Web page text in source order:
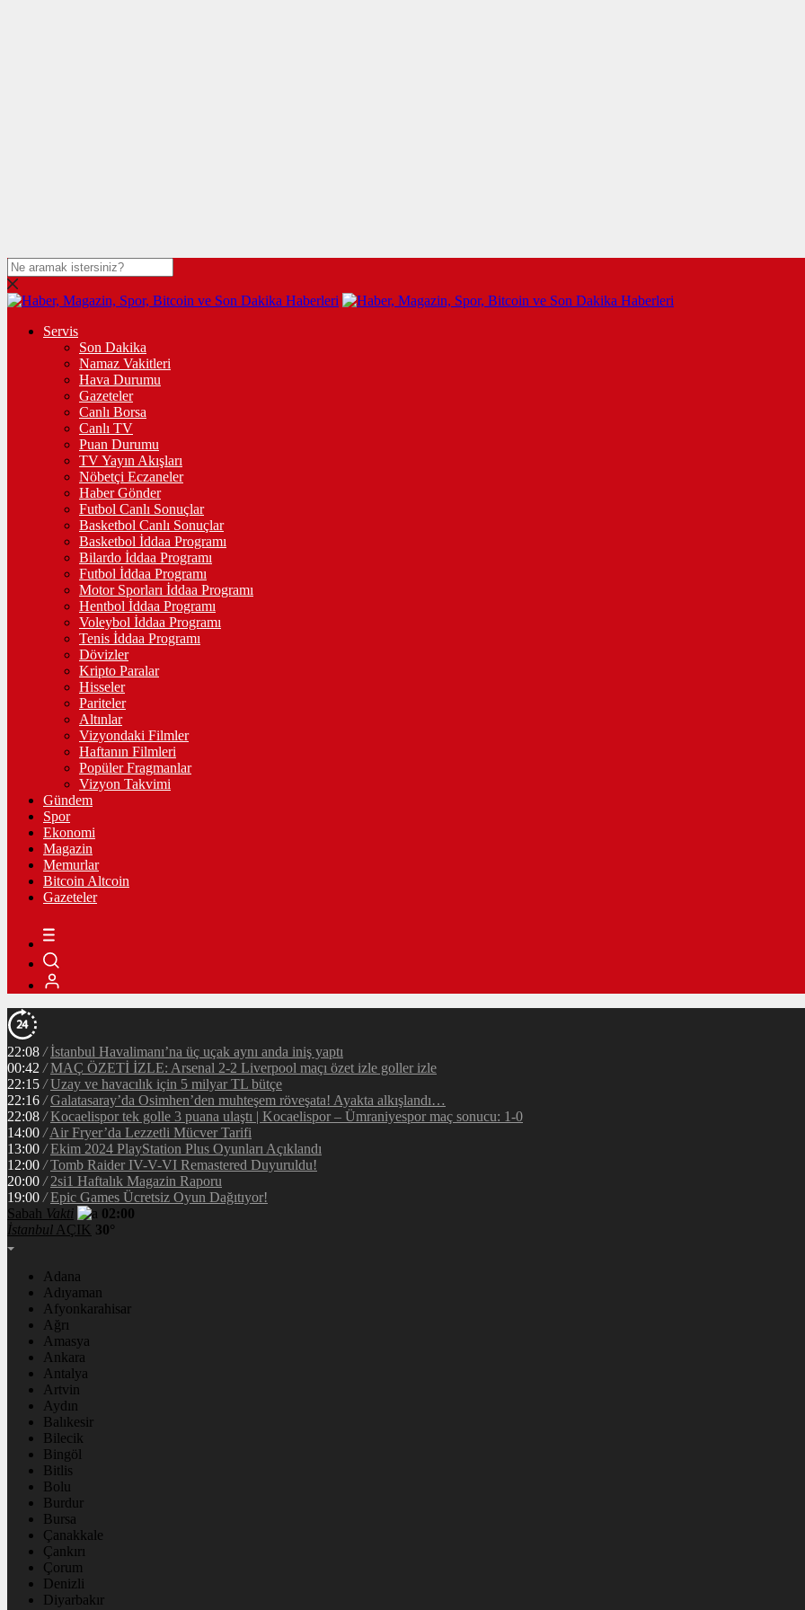
Servis
Son Dakika
Namaz Vakitleri
Hava Durumu
Gazeteler
Canlı Borsa
Canlı TV
Puan Durumu
TV Yayın Akışları
Nöbetçi Eczaneler
Haber Gönder
Futbol Canlı Sonuçlar
Basketbol Canlı Sonuçlar
Basketbol İddaa Programı
Bilardo İddaa Programı
Futbol İddaa Programı
Motor Sporları İddaa Programı
Hentbol İddaa Programı
Voleybol İddaa Programı
Tenis İddaa Programı
Dövizler
Kripto Paralar
Hisseler
Pariteler
Altınlar
Vizyondaki Filmler
Haftanın Filmleri
Popüler Fragmanlar
Vizyon Takvimi
Gündem
Spor
Ekonomi
Magazin
Memurlar
Bitcoin Altcoin
Gazeteler
22:08 / İstanbul Havalimanı’na üç uçak aynı anda iniş yaptı
00:42 / MAÇ ÖZETİ İZLE: Arsenal 2-2 Liverpool maçı özet izle goller izle
22:15 / Uzay ve havacılık için 5 milyar TL bütçe
22:16 / Galatasaray’da Osimhen’den muhteşem röveşata! Ayakta alkışlandı…
22:08 / Kocaelispor tek golle 3 puana ulaştı | Kocaelispor – Ümraniyespor maç sonucu: 1-0
14:00 / Air Fryer’da Lezzetli Mücver Tarifi
13:00 / Ekim 2024 PlayStation Plus Oyunları Açıklandı
12:00 / Tomb Raider IV-V-VI Remastered Duyuruldu!
20:00 / 2si1 Haftalık Magazin Raporu
19:00 / Epic Games Ücretsiz Oyun Dağıtıyor!
Sabah Vakti
02:00
İstanbul AÇIK 30°
Adana
Adıyaman
Afyonkarahisar
Ağrı
Amasya
Ankara
Antalya
Artvin
Aydın
Balıkesir
Bilecik
Bingöl
Bitlis
Bolu
Burdur
Bursa
Çanakkale
Çankırı
Çorum
Denizli
Diyarbakır